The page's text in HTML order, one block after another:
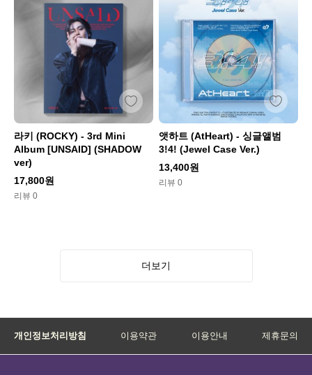
라키 (ROCKY) - 3rd Mini
Album [UNSAID] (SHADOW
ver)
17,800원
리뷰 0
앳하트 (AtHeart) - 싱글앨범
3!4! (Jewel Case Ver.)
13,400원
리뷰 0
더보기
개인정보처리방침 이용약관 이용안내 제휴문의